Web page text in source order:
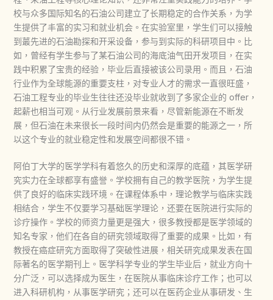
校与众多国际知名的石油公司建立了长期稳定的合作关系，为学
生提供了丰富的实习和就业机会。在实验室里，学生们可以接触
到蕞先进的石油勘探和开采设备，参与到实际的科研项目中。比
如，曾经有学生参与了某石油公司的海底油气田开发项目，在实
践中积累了宝贵的经验，毕业后直接被该公司录用。而且，石油
行业作为全球能源的重要支柱，对专业人才的需求一直很旺盛，
石油工程专业的毕业生往往还没毕业就收到了多家企业的 offer，
起薪也相当可观。从行业发展前景来看，尽管新能源在不断发
展，但石油在未来很长一段时间内仍然会是重要的能源之一，所
以这个专业的就业稳定性和发展空间都很不错。​
阿伯丁大学的医学学科有着悠久的历史和深厚的底蕴，其医学研
究实力在全球都享有盛誉。学校拥有自己的教学医院，为学生提
供了良好的临床实践环境。在课程体系中，理论教学与临床实践
相结合，学生不仅要学习基础医学理论，还要在医院进行实际的
诊疗操作。学校的师资力量更是强大，很多教授都是医学领域的
知名专家，他们在各自的研究领域取得了重要的成果。比如，有
教授在癌症研究方面取得了突破性进展，相关研究成果发表在国
际著名的医学期刊上。医学科学专业的学生毕业后，就业方向十
分广泛，可以选择成为医生，在医院从事临床诊疗工作；也可以
进入科研机构，从事医学研究；还可以在医药企业从事研发、生